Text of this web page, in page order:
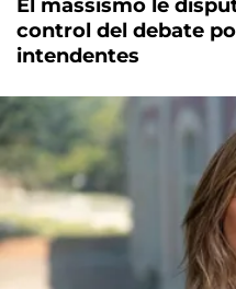
El massismo le
control del debate
intendentes